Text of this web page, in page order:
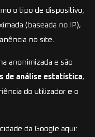
o tipo de dispositivo,
(baseada no IP),
no site.
anonimizada e são
de análise estatística,
do utilizador e o
da Google aqui: